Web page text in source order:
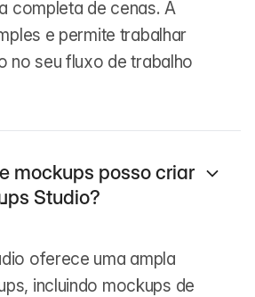
completa de cenas. A
e permite trabalhar
no seu fluxo de trabalho
mockups posso criar
Studio?
oferece uma ampla
incluindo mockups de